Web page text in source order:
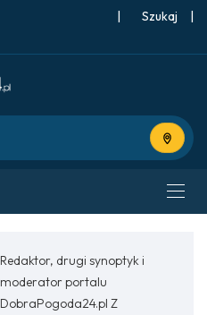
| |
Użyj
Redaktor, drugi synoptyk i
moderator portalu
DobraPogoda24.pl Z